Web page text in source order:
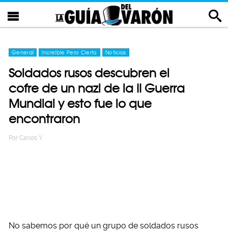
General Increíble Pero Cierto Noticias
Soldados rusos descubren el
cofre de un nazi de la II Guerra
Mundial y esto fue lo que
encontraron
Por Carlos Y
No sabemos por qué un grupo de soldados rusos